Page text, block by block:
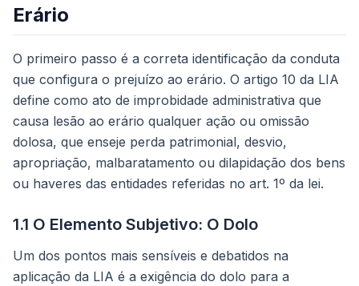
Erário
O primeiro passo é a correta identificação da conduta
que configura o prejuízo ao erário. O artigo 10 da LIA
define como ato de improbidade administrativa que
causa lesão ao erário qualquer ação ou omissão
dolosa, que enseje perda patrimonial, desvio,
apropriação, malbaratamento ou dilapidação dos bens
ou haveres das entidades referidas no art. 1º da lei.
1.1 O Elemento Subjetivo: O Dolo
Um dos pontos mais sensíveis e debatidos na
aplicação da LIA é a exigência do dolo para a